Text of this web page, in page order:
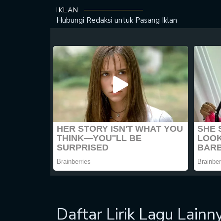
IKLAN
Hubungi Redaksi untuk Pasang Iklan
Daftar Lirik Lagu